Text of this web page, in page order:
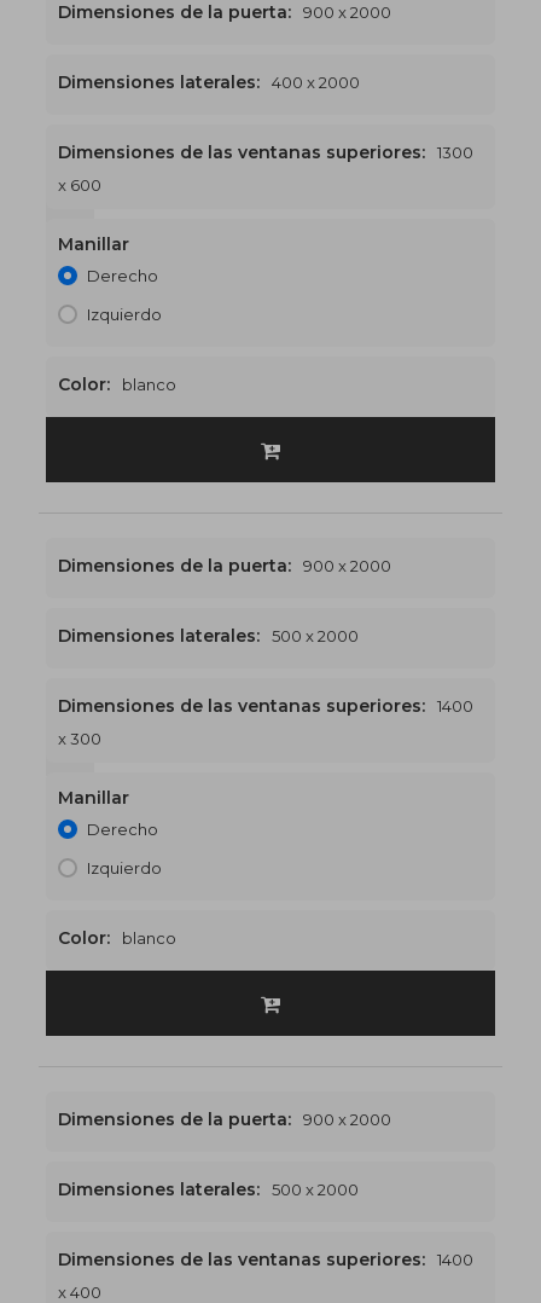
Dimensiones de la puerta: 900 x 2000
Dimensiones laterales: 400 x 2000
Dimensiones de las ventanas superiores:
1300
x 600
Manillar
Derecho
Izquierdo
Color: blanco
Dimensiones de la puerta: 900 x 2000
Dimensiones laterales: 500 x 2000
Dimensiones de las ventanas superiores:
1400
x 300
Manillar
Derecho
Izquierdo
Color: blanco
Dimensiones de la puerta: 900 x 2000
Dimensiones laterales: 500 x 2000
Dimensiones de las ventanas superiores:
1400
x 400